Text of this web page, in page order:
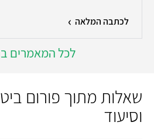
לכתבה המלאה
לכל המאמרים
שאלות מתוך פורום
וסיעוד